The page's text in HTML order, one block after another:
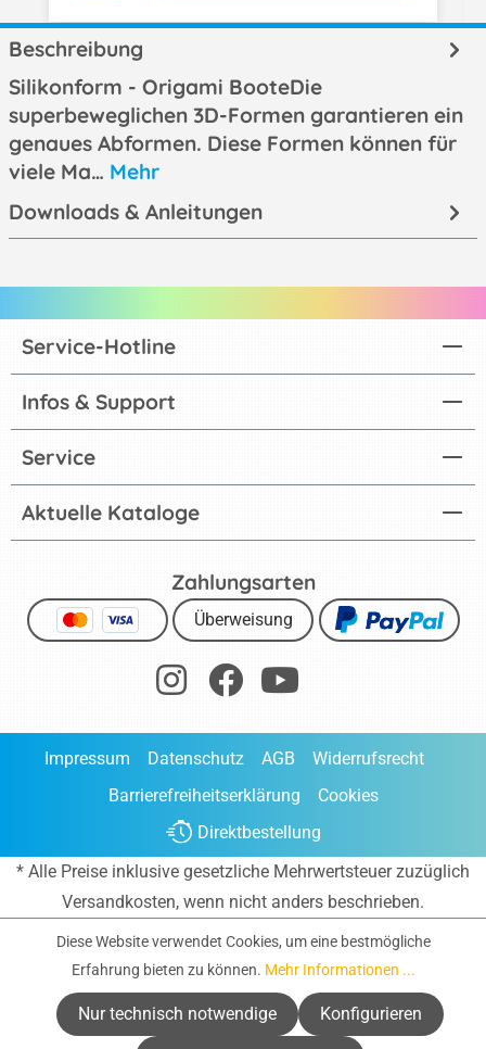
Beschreibung
Silikonform - Origami BooteDie
superbeweglichen 3D-Formen garantieren ein
genaues Abformen. Diese Formen können für
viele Ma… Mehr
Downloads & Anleitungen
Aktuelle Kataloge
Service-Hotline
Infos & Support
Service
Zahlungsarten
Überweisung
Impressum Datenschutz AGB
Widerrufsrecht
Barrierefreiheitserklärung
Cookies
Direktbestellung
* Alle Preise inklusive gesetzliche Mehrwertsteuer zuzüglich
Versandkosten, wenn nicht anders beschrieben.
Diese Website verwendet Cookies, um eine bestmögliche
Erfahrung bieten zu können. Mehr Informationen ...
Nur technisch notwendige Konfigurieren